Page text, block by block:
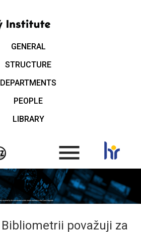
GENERAL
STRUCTURE
DEPARTMENTS
PEOPLE
LIBRARY
.
považuji za